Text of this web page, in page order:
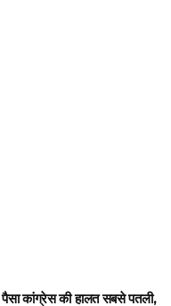
पैसा कांग्रेस की हालत सबसे पतली,